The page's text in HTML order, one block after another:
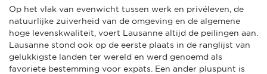
Op het vlak van evenwicht tussen werk en privéleven, de
natuurlijke zuiverheid van de omgeving en de algemene
hoge levenskwaliteit, voert Lausanne altijd de peilingen aan.
Lausanne stond ook op de eerste plaats in de ranglijst van
gelukkigste landen ter wereld en werd genoemd als
favoriete bestemming voor expats. Een ander pluspunt is